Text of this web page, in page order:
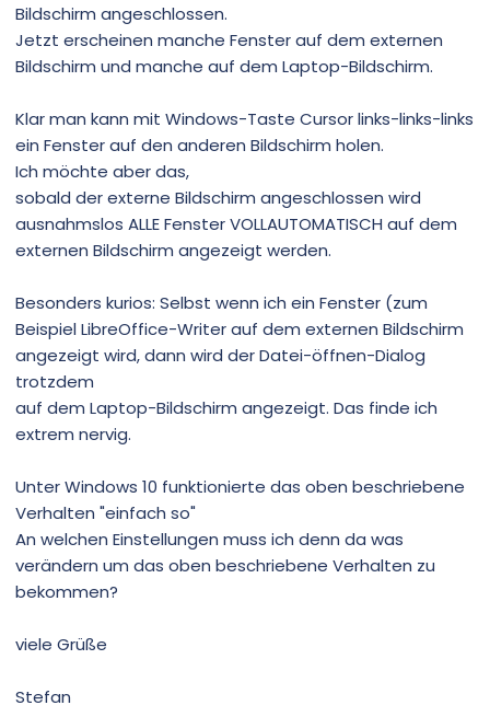
Bildschirm angeschlossen.
Jetzt erscheinen manche Fenster auf dem externen
Bildschirm und manche auf dem Laptop-Bildschirm.
Klar man kann mit Windows-Taste Cursor links-links-links
ein Fenster auf den anderen Bildschirm holen.
Ich möchte aber das,
sobald der externe Bildschirm angeschlossen wird
ausnahmslos ALLE Fenster VOLLAUTOMATISCH auf dem
externen Bildschirm angezeigt werden.
Besonders kurios: Selbst wenn ich ein Fenster (zum
Beispiel LibreOffice-Writer auf dem externen Bildschirm
angezeigt wird, dann wird der Datei-öffnen-Dialog
trotzdem
auf dem Laptop-Bildschirm angezeigt. Das finde ich
extrem nervig.
Unter Windows 10 funktionierte das oben beschriebene
Verhalten "einfach so"
An welchen Einstellungen muss ich denn da was
verändern um das oben beschriebene Verhalten zu
bekommen?
viele Grüße
Stefan